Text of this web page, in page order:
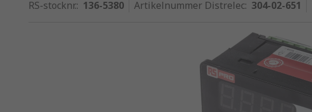
RS-stocknr.: 136-5380 Artikelnummer Distrelec: 304-02-651